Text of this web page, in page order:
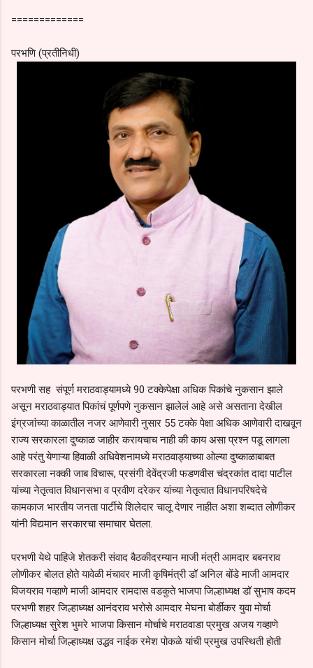
=============
परभणि (प्रतीनिधी)
परभणी सह संपूर्ण मराठवाड्यामध्ये 90 टक्केपेक्षा अधिक पिकांचे नुकसान झाले
असून मराठवाड्यात पिकांचं पूर्णपणे नुकसान झालेलं आहे असे असताना देखील
इंग्रजांच्या काळातील नजर आणेवारी नुसार 55 टक्के पेक्षा अधिक आणेवारी दाखवून
राज्य सरकारला दुष्काळ जाहीर करायचाच नाही की काय असा प्रश्न पडू लागला
आहे परंतु येणाऱ्या हिवाळी अधिवेशनामध्ये मराठवाड्याच्या ओल्या दुष्काळाबाबत
सरकारला नक्की जाब विचारू, प्रसंगी देवेंद्रजी फडणवीस चंद्रकांत दादा पाटील
यांच्या नेतृत्वात विधानसभा व प्रवीण दरेकर यांच्या नेतृत्वात विधानपरिषदेचे
कामकाज भारतीय जनता पार्टीचे शिलेदार चालू देणार नाहीत अशा शब्दात लोणीकर
यांनी विद्यमान सरकारचा समाचार घेतला.
परभणी येथे पाहिजे शेतकरी संवाद बैठकीदरम्यान माजी मंत्री आमदार बबनराव
लोणीकर बोलत होते यावेळी मंचावर माजी कृषिमंत्री डॉ अनिल बोंडे माजी आमदार
विजयराव गव्हाणे माजी आमदार रामदास वडकुते भाजपा जिल्हाध्यक्ष डॉ सुभाष कदम
परभणी शहर जिल्हाध्यक्ष आनंदराव भरोसे आमदार मेघना बोर्डीकर युवा मोर्चा
जिल्हाध्यक्ष सुरेश भुमरे भाजपा किसान मोर्चाचे मराठवाडा प्रमुख अजय गव्हाणे
किसान मोर्चा जिल्हाध्यक्ष उद्धव नाईक रमेश पोकळे यांची प्रमुख उपस्थिती होती